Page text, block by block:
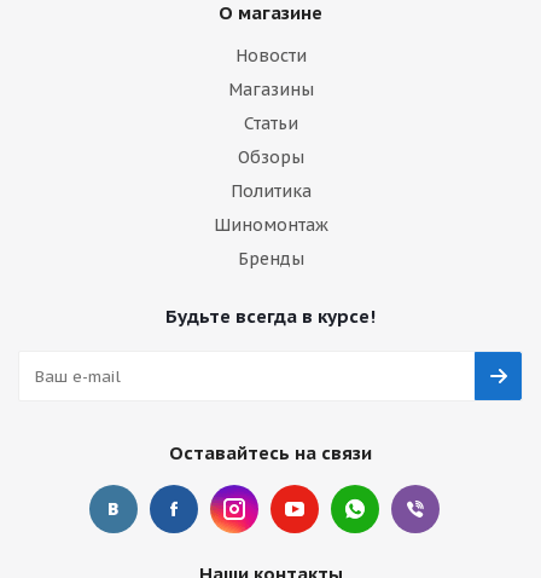
О магазине
Новости
Магазины
Статьи
Обзоры
Политика
Шиномонтаж
Бренды
Будьте всегда в курсе!
Оставайтесь на связи